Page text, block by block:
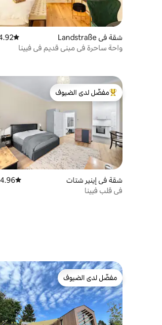
شقة في Landstraße متوسط(112)
واحة ساحرة في مبنى قديم في فيينا
من أبرز البيوت المفضّلة لدى الضيوف
مفضّل لدى الضيوف
شقة في إينير شتات متوسط التقييم
4.96 (128)
في قلب فيينا
مفضّل لدى الضيوف
مفضّل لدى الضيوف